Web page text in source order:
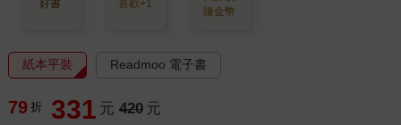
好書 喜歡+1
賺金幣
紙本平裝 Readmoo 電子書
79 折 331 元 420 元